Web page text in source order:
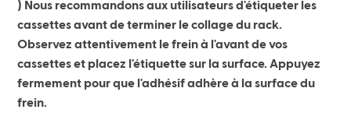
) Nous recommandons aux utilisateurs d'étiqueter les
cassettes avant de terminer le collage du rack.
Observez attentivement le frein à l'avant de vos
cassettes et placez l'étiquette sur la surface. Appuyez
fermement pour que l'adhésif adhère à la surface du
frein.